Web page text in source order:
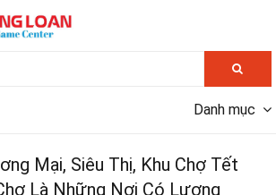
Danh mục
Mại, Siêu Thị, Khu Chợ Tết
Là Những Nơi Có Lượng